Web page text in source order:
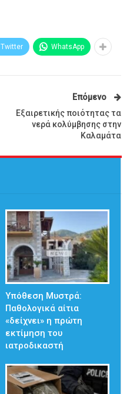
Twitter WhatsApp
Επόμενο
Εξαιρετικής ποιότητας τα
νερά κολύμβησης στην
Καλαμάτα
Υπόθεση Μυστρά:
Παθολογικά αίτια
«δείχνει» η πρώτη
εκτίμηση του
ιατροδικαστή